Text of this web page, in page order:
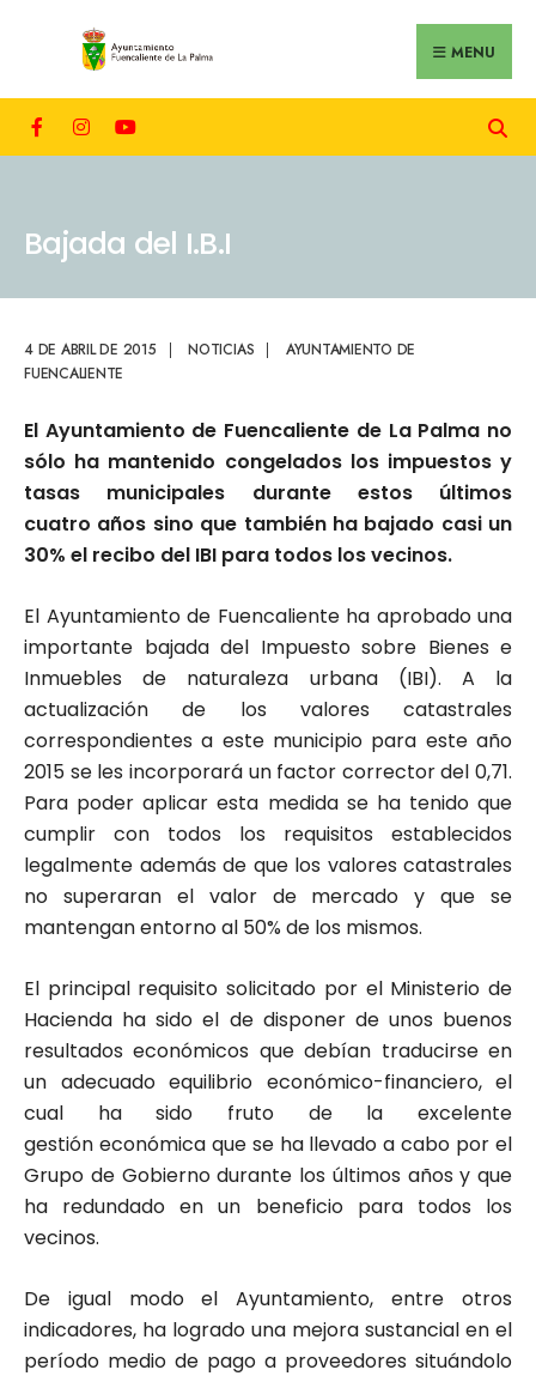
MENU
Bajada del I.B.I
4 DE ABRIL DE 2015 | NOTICIAS |
AYUNTAMIENTO DE
FUENCALIENTE
El Ayuntamiento de Fuencaliente de La Palma no
sólo ha mantenido congelados los impuestos y
tasas municipales durante estos últimos
cuatro años sino que también ha bajado casi un
30% el recibo del IBI para todos los vecinos.
El Ayuntamiento de Fuencaliente ha aprobado una
importante bajada del Impuesto sobre Bienes e
Inmuebles de naturaleza urbana (IBI). A la
actualización de los valores catastrales
correspondientes a este municipio para este año
2015 se les incorporará un factor corrector del 0,71.
Para poder aplicar esta medida se ha tenido que
cumplir con todos los requisitos establecidos
legalmente además de que los valores catastrales
no superaran el valor de mercado y que se
mantengan entorno al 50% de los mismos.
El principal requisito solicitado por el Ministerio de
Hacienda ha sido el de disponer de unos buenos
resultados económicos que debían traducirse en
un adecuado equilibrio económico-financiero, el
cual ha sido fruto de la excelente
gestión económica que se ha llevado a cabo por el
Grupo de Gobierno durante los últimos años y que
ha redundado en un beneficio para todos los
vecinos.
De igual modo el Ayuntamiento, entre otros
indicadores, ha logrado una mejora sustancial en el
período medio de pago a proveedores situándolo